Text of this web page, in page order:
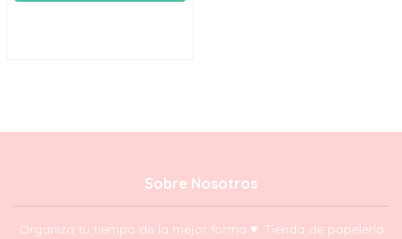
Sobre Nosotros
Organiza tu tiempo de la mejor forma ♥. Tienda de papelería